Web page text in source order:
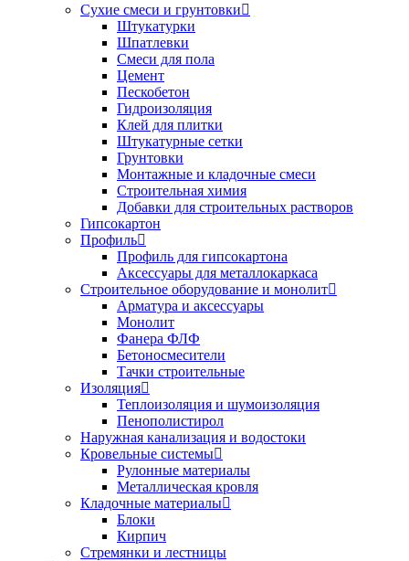
Сухие смеси и грунтовки
Штукатурки
Шпатлевки
Смеси для пола
Цемент
Пескобетон
Гидроизоляция
Клей для плитки
Штукатурные сетки
Грунтовки
Монтажные и кладочные смеси
Строительная химия
Добавки для строительных растворов
Гипсокартон
Профиль
Профиль для гипсокартона
Аксессуары для металлокаркаса
Строительное оборудование и монолит
Арматура и аксессуары
Монолит
Фанера ФЛФ
Бетоносмесители
Тачки строительные
Изоляция
Теплоизоляция и шумоизоляция
Пенополистирол
Наружная канализация и водостоки
Кровельные системы
Рулонные материалы
Металлическая кровля
Кладочные материалы
Блоки
Кирпич
Стремянки и лестницы